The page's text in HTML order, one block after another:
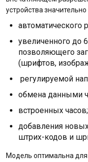
устройства
автоматического
увеличенного до
позволяющего
(шрифтов,
регулируемой
обмена данными
встроенных часов;
добавления
штрих-кодов и
Модель оптимальна